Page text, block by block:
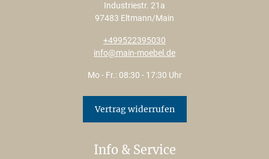
Industriestr. 21a
97483 Eltmann/Main
+499522395030
info@main-moebel.de
Mo - Fr.: 08:30 - 17:30 Uhr
Vertrag widerrufen
Info & Service